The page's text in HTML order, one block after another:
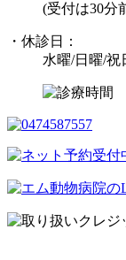
(受付は30分
・休診日：
水曜/日曜/祝